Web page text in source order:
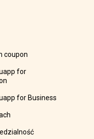
coupon
for
for Business